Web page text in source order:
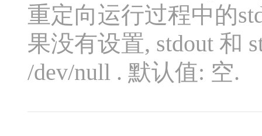
重定向运行过程中的
果没有设置, stdout 和
/dev/null . 默认值: 空.